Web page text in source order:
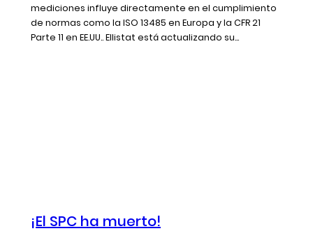
mediciones influye directamente en el cumplimiento
de normas como la ISO 13485 en Europa y la CFR 21
Parte 11 en EE.UU.. Ellistat está actualizando su...
¡El SPC ha muerto!